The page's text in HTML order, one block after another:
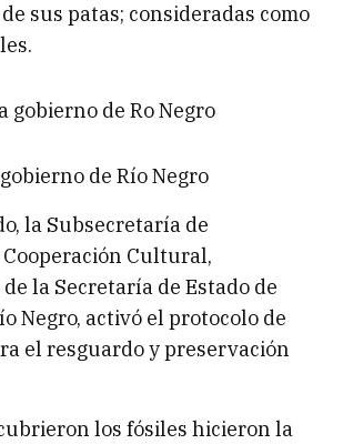
sus patas; consideradas como
de Río Negro
la Subsecretaría de
Cultural,
la Secretaría de Estado de
Negro, activó el protocolo de
el resguardo y preservación
los fósiles hicieron la